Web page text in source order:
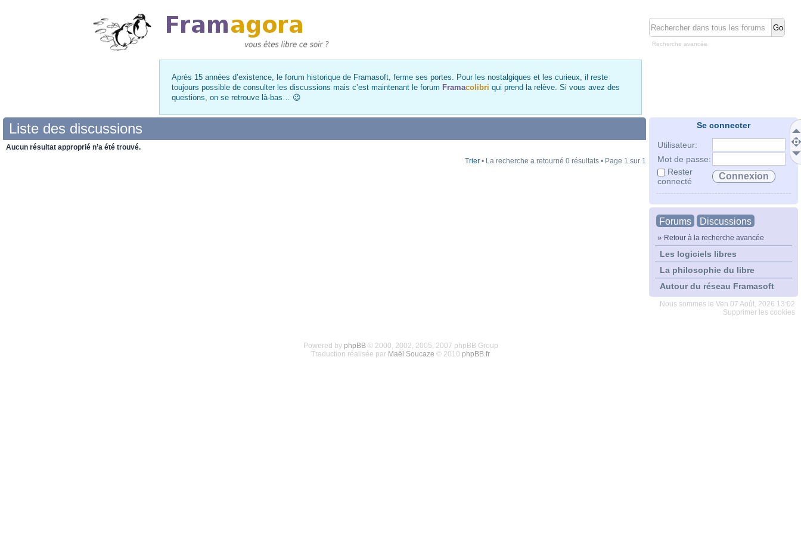
Recherche avancée
Après 15 années d’existence, le forum historique de Framasoft, ferme ses portes. Pour les nostalgiques et les curieux, il reste
toujours possible de consulter les discussions mais c’est maintenant le forum Framacolibri qui prend la relève. Si vous avez des
questions, on se retrouve là-bas… 😉
Se connecter
Utilisateur:
Mot de passe:
Rester
connecté
Forums Discussions
» Retour à la recherche avancée
Les logiciels libres
La philosophie du libre
Autour du réseau Framasoft
Nous sommes le Ven 07 Août, 2026 13:02
Supprimer les cookies
Liste des discussions
Aucun résultat approprié n’a été trouvé.
Trier • La recherche a retourné 0 résultats • Page 1 sur 1
Powered by phpBB© 2000, 2002, 2005, 2007 phpBB Group
Traduction réalisée par Maël Soucaze © 2010 phpBB.fr